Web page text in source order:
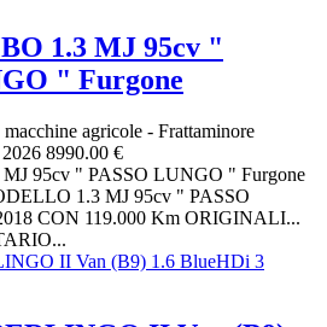
1.3 MJ 95cv "
" Furgone
agricole - Frattaminore
8990.00 €
95cv " PASSO LUNGO " Furgone
1.3 MJ 95cv " PASSO
CON 119.000 Km ORIGINALI...